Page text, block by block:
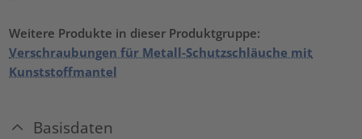
Weitere Produkte in dieser Produktgruppe:
Verschraubungen für Metall-Schutzschläuche mit
Kunststoffmantel
Basisdaten